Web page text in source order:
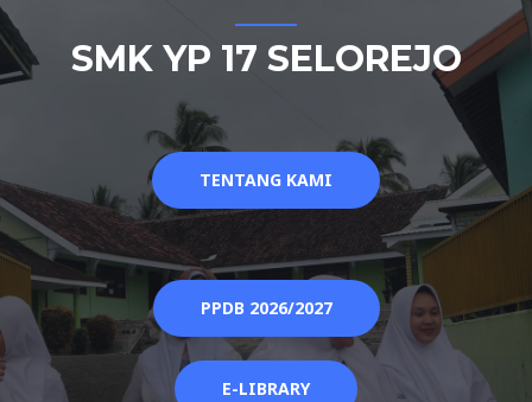
SMK YP 17 SELOREJO
TENTANG KAMI
PPDB 2026/2027
E-LIBRARY